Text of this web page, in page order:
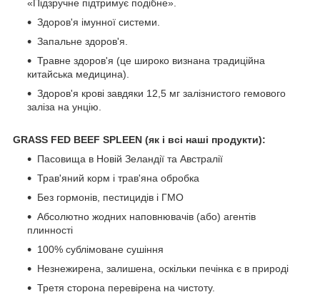
«Підзручне підтримує подібне».
Здоров'я імунної системи.
Запальне здоров'я.
Травне здоров'я (це широко визнана традиційна
китайська медицина).
Здоров'я крові завдяки 12,5 мг залізнистого гемового
заліза на унцію.
GRASS FED BEEF SPLEEN (як і всі наші продукти):
Пасовища в Новій Зеландії та Австралії
Трав'яний корм і трав'яна обробка
Без гормонів, пестицидів і ГМО
Абсолютно жодних наповнювачів (або) агентів
плинності
100% сублімоване сушіння
Незнежирена, залишена, оскільки печінка є в природі
Третя сторона перевірена на чистоту.